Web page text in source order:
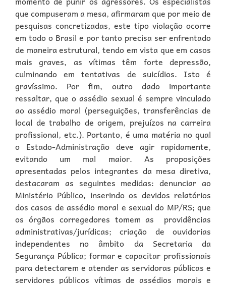
que compuseram a mesa, afirmaram que por meio de
pesquisas concretizadas, este tipo violação ocorre
em todo o Brasil e por tanto precisa ser enfrentado
de maneira estrutural, tendo em vista que em casos
mais graves, as vítimas têm forte depressão,
culminando em tentativas de suicídios. Isto é
gravíssimo. Por fim, outro dado importante
ressaltar, que o assédio sexual é sempre vinculado
ao assédio moral (perseguições, transferências de
local de trabalho de origem, prejuízos na carreira
profissional, etc.). Portanto, é uma matéria no qual
o Estado-Administração deve agir rapidamente,
evitando um mal maior. As proposições
apresentadas pelos integrantes da mesa diretiva,
destacaram as seguintes medidas: denunciar ao
Ministério Público, inserindo os devidos relatórios
dos casos de assédio moral e sexual do MP/RS; que
os órgãos corregedores tomem as providências
administrativas/jurídicas; criação de ouvidorias
independentes no âmbito da Secretaria da
Segurança Pública; formar e capacitar profissionais
para detectarem e atender as servidoras públicas e
servidores públicos vítimas de assédios morais e